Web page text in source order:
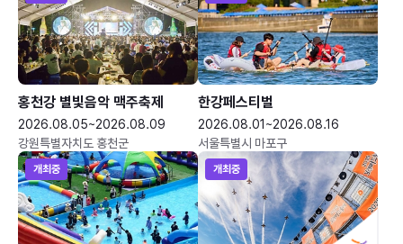
홍천강 별빛음악 맥주축제
2026.08.05~2026.08.09
강원특별자치도 홍천군
한강페스티벌
2026.08.01~2026.08.16
서울특별시 마포구
개최중 개최중